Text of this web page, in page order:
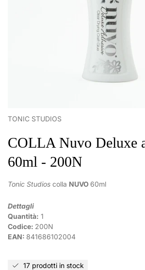
TONIC STUDIOS
COLLA Nuvo Deluxe
60ml - 200N
Tonic Studios colla NUVO 60ml
Dettagli
Quantità: 1
Codice: 200N
EAN: 841686102004
17 prodotti in stock